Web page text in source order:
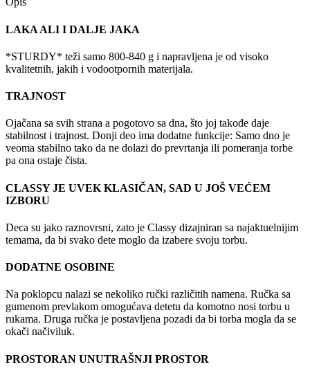
LAKA ALI I DALJE JAKA
*STURDY* teži samo 800-840 g i napravljena je od visoko
kvalitetnih, jakih i vodootpornih materijala.
TRAJNOST
Ojačana sa svih strana a pogotovo sa dna, što joj takođe daje
stabilnost i trajnost. Donji deo ima dodatne funkcije: Samo dno je
veoma stabilno tako da ne dolazi do prevrtanja ili pomeranja torbe
pa ona ostaje čista.
CLASSY JE UVEK KLASIČAN, SAD U JOŠ VEĆEM
IZBORU
Deca su jako raznovrsni, zato je Classy dizajniran sa najaktuelnijim
temama, da bi svako dete moglo da izabere svoju torbu.
DODATNE OSOBINE
Na poklopcu nalazi se nekoliko ručki različitih namena. Ručka sa
gumenom prevlakom omogućava detetu da komotno nosi torbu u
rukama. Druga ručka je postavljena pozadi da bi torba mogla da se
okači načiviluk.
PROSTORAN UNUTRAŠNJI PROSTOR